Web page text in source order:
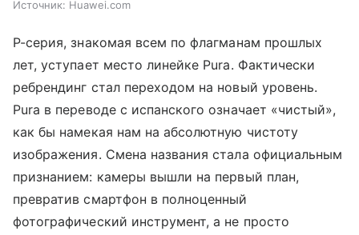
Источник: Huawei.com
P-серия, знакомая всем по флагманам прошлых
лет, уступает место линейке Pura. Фактически
ребрендинг стал переходом на новый уровень.
Pura в переводе с испанского означает «чистый»,
как бы намекая нам на абсолютную чистоту
изображения. Смена названия стала официальным
признанием: камеры вышли на первый план,
превратив смартфон в полноценный
фотографический инструмент, а не просто